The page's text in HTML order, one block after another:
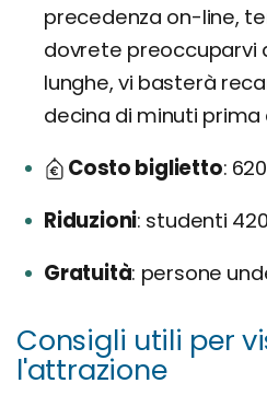
precedenza on-line,
dovrete preoccuparvi
lunghe, vi basterà
decina di minuti
Costo biglietto
Riduzioni studenti
Gratuità persone
Consigli utili per
l'attrazione